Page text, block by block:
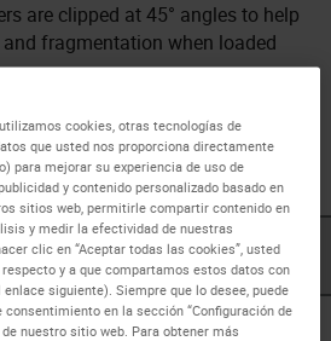
are clipped at 45° angles to help
fragmentation when loaded
optimized for use with the Leica IP
printer.
cookies, otras tecnologías de
que usted nos proporciona directamente
para mejorar su experiencia de uso de
y contenido personalizado basado en
sitios web, permitirle compartir contenido en
y medir la efectividad de nuestras
clic en “Aceptar todas las cookies”, usted
y a que compartamos estos datos con
siguiente). Siempre que lo desee, puede
en la sección “Configuración de
nuestro sitio web. Para obtener más